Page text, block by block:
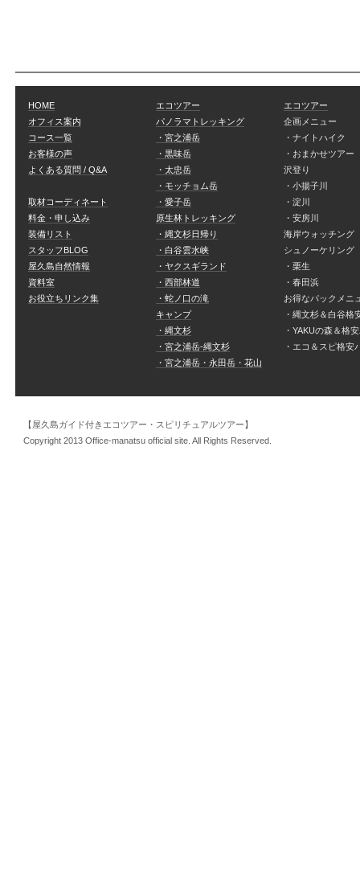
HOME
オフィス案内
コース一覧
お客様の声
よくある質問 / Q&A
取材コーディネート
料金・申し込み
装備リスト
スタッフBLOG
屋久島自然情報
資料室
お役立ちリンク集
エコツアー
パノラマトレッキング
・宮之浦岳
・黒味岳
・太忠岳
・モッチョム岳
・愛子岳
原生林トレッキング
・縄文杉日帰り
・白谷雲水峡
・ヤクスギランド
・西部林道
・蛇ノ口の滝
キャンプ
・縄文杉
・宮之浦岳-縄文杉
・宮之浦岳・永田岳・花山
エコツアー
企画メニュー
・ナイトハイク
・おまかせツアー
沢登り
・小揚子川
・淀川
・安房川
海岸ウォッチング
シュノーケリング
・栗生
・春田浜
お得なパックメニ
・縄文杉＆白谷格
・YAKUの森＆格
・エコ＆スピ格安
【屋久島ガイド付きエコツアー・スピリチュアルツアー】
Copyright 2013 Office-manatsu official site. All Rights Reserved.